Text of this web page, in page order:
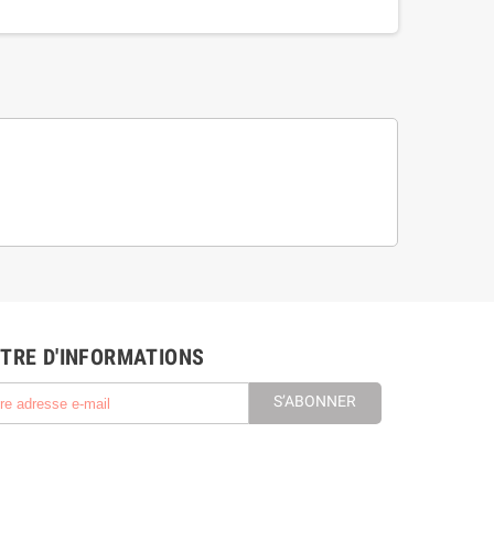
D'INFORMATIONS
S’ABONNER